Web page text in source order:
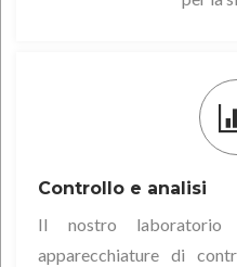
Controllo e analisi
Il nostro
apparecchiature di